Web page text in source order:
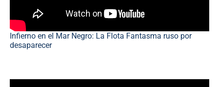
Infierno en el Mar Negro: La Flota Fantasma ruso por
desaparecer